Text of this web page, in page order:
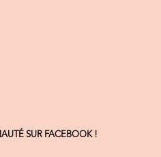
SUR FACEBOOK !